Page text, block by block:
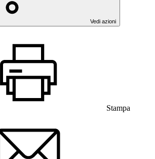
Vedi azioni
Stampa